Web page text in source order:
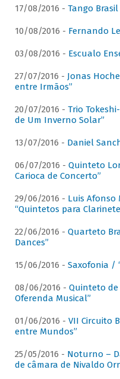
17/08/2016 - Tango
10/08/2016 - Fernando
03/08/2016 - Escualo
27/07/2016 - Jonas
entre Irmãos”
20/07/2016 - Trio
de Um Inverno Solar”
13/07/2016 - Daniel
06/07/2016 - Quinteto
Carioca de Concerto”
29/06/2016 - Luis Afonso
“Quintetos para
22/06/2016 - Quarteto
Dances”
15/06/2016 - Saxofonia /
08/06/2016 - Quinteto de
Oferenda Musical”
01/06/2016 - VII Circuito
entre Mundos”
25/05/2016 - Noturno –
de câmara de Nivaldo